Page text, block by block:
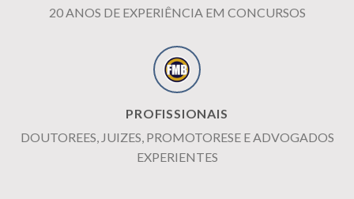
20 ANOS DE EXPERIÊNCIA EM CONCURSOS
PROFISSIONAIS
DOUTOREES, JUIZES, PROMOTORESE E ADVOGADOS
EXPERIENTES